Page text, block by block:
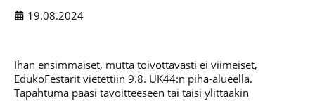
19.08.2024
Ihan ensimmäiset, mutta toivottavasti ei viimeiset,
EdukoFestarit vietettiin 9.8. UK44:n piha-alueella.
Tapahtuma pääsi tavoitteeseen tai taisi ylittääkin